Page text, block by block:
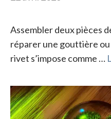
Assembler deux pièces
réparer une gouttière
rivet s’impose comme …